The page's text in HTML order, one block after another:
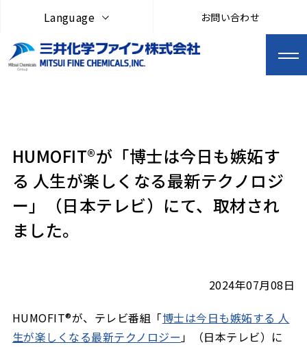
Language お問い合わせ
HUMOFIT®が「博士は今日も嫉妬す
る 人生が楽しくなる最新テクノロジ
ー」（日本テレビ）にて、取材され
ました。
2024年07月08日
HUMOFIT®が、テレビ番組「博士は今日も嫉妬する 人
生が楽しくなる最新テクノロジー」（日本テレビ）に